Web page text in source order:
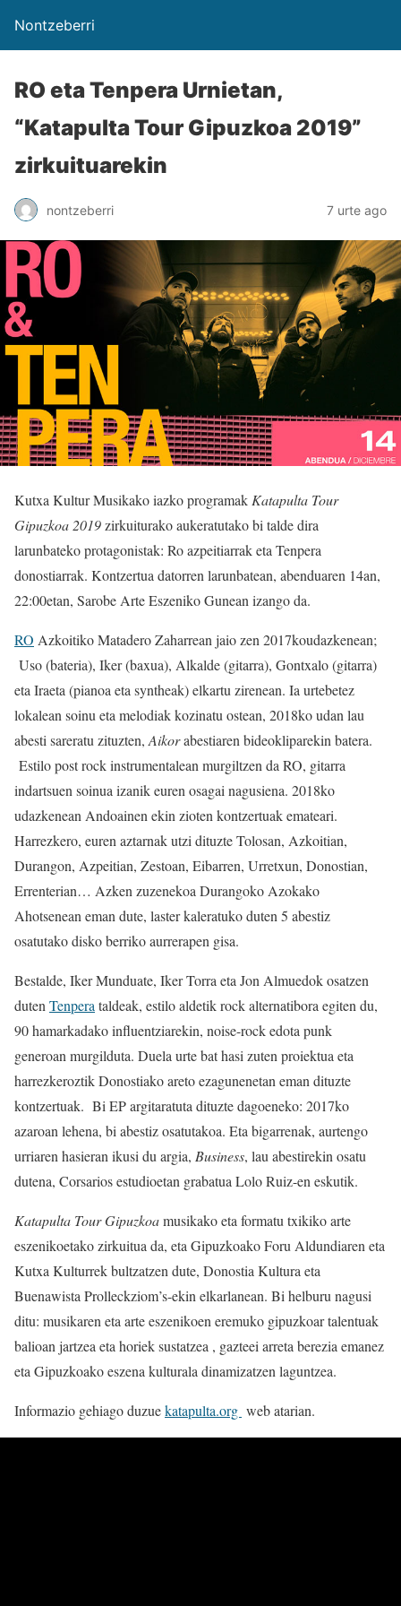
Nontzeberri
RO eta Tenpera Urnietan,
“Katapulta Tour Gipuzkoa 2019”
zirkuituarekin
nontzeberri 7 urte ago
Kutxa Kultur Musikako iazko programakKatapulta Tour
Gipuzkoa 2019zirkuiturako aukeratutako bi talde dira
larunbateko protagonistak: Ro azpeitiarrak eta Tenpera
donostiarrak. Kontzertua datorren larunbatean, abenduaren 14an,
22:00etan, Sarobe Arte Eszeniko Gunean izango da.
RO Azkoitiko Matadero Zaharrean jaio zen 2017koudazkenean;
Uso (bateria), Iker (baxua), Alkalde (gitarra), Gontxalo (gitarra)
eta Iraeta (pianoa eta syntheak) elkartu zirenean. Ia urtebetez
lokalean soinu eta melodiak kozinatu ostean, 2018ko udan lau
abesti sareratu zituzten,Aikorabestiaren bideokliparekin batera.
Estilo post rock instrumentalean murgiltzen da RO, gitarra
indartsuen soinua izanik euren osagai nagusiena. 2018ko
udazkenean Andoainen ekin zioten kontzertuak emateari.
Harrezkero, euren aztarnak utzi dituzte Tolosan, Azkoitian,
Durangon, Azpeitian, Zestoan, Eibarren, Urretxun, Donostian,
Errenterian… Azken zuzenekoa Durangoko Azokako
Ahotsenean eman dute, laster kaleratuko duten 5 abestiz
osatutako disko berriko aurrerapen gisa.
Bestalde, Iker Munduate, Iker Torra eta Jon Almuedok osatzen
dutenTenperataldeak, estilo aldetik rock alternatibora egiten du,
90 hamarkadako influentziarekin, noise-rock edota punk
generoan murgilduta. Duela urte bat hasi zuten proiektua eta
harrezkeroztik Donostiako areto ezagunenetan eman dituzte
kontzertuak. Bi EP argitaratuta dituzte dagoeneko: 2017ko
azaroan lehena, bi abestiz osatutakoa. Eta bigarrenak, aurtengo
urriaren hasieran ikusi du argia, Business, lau abestirekin osatu
dutena, Corsarios estudioetan grabatua Lolo Ruiz-en eskutik.
Katapulta Tour Gipuzkoamusikako eta formatu txikiko arte
eszenikoetako zirkuitua da, eta Gipuzkoako Foru Aldundiaren eta
Kutxa Kulturrek bultzatzen dute, Donostia Kultura eta
Buenawista Prolleckziom’s-ekin elkarlanean. Bi helburu nagusi
ditu: musikaren eta arte eszenikoen eremuko gipuzkoar talentuak
balioan jartzea eta horiek sustatzea , gazteei arreta berezia emanez
eta Gipuzkoako eszena kulturala dinamizatzen laguntzea.
Informazio gehiago duzuekatapulta.org web atarian.